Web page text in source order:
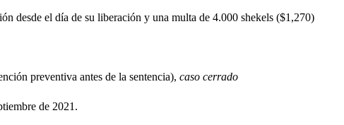
desde el día de su liberación y una multa de 4.000 shekels ($1,270)
preventiva antes de la sentencia), caso cerrado
de 2021.